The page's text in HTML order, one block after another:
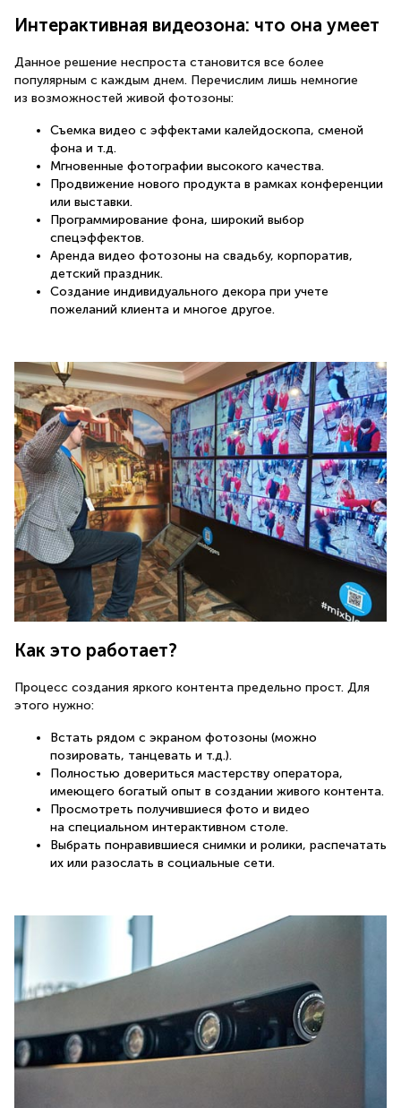
Интерактивная видеозона: что она умеет
Данное решение неспроста становится все более
популярным с каждым днем. Перечислим лишь немногие
из возможностей живой фотозоны:
Съемка видео с эффектами калейдоскопа, сменой
фона и т.д.
Мгновенные фотографии высокого качества.
Продвижение нового продукта в рамках конференции
или выставки.
Программирование фона, широкий выбор
спецэффектов.
Аренда видео фотозоны на свадьбу, корпоратив,
детский праздник.
Создание индивидуального декора при учете
пожеланий клиента и многое другое.
Как это работает?
Процесс создания яркого контента предельно прост. Для
этого нужно:
Встать рядом с экраном фотозоны (можно
позировать, танцевать и т.д.).
Полностью довериться мастерству оператора,
имеющего богатый опыт в создании живого контента.
Просмотреть получившиеся фото и видео
на специальном интерактивном столе.
Выбрать понравившиеся снимки и ролики, распечатать
их или разослать в социальные сети.